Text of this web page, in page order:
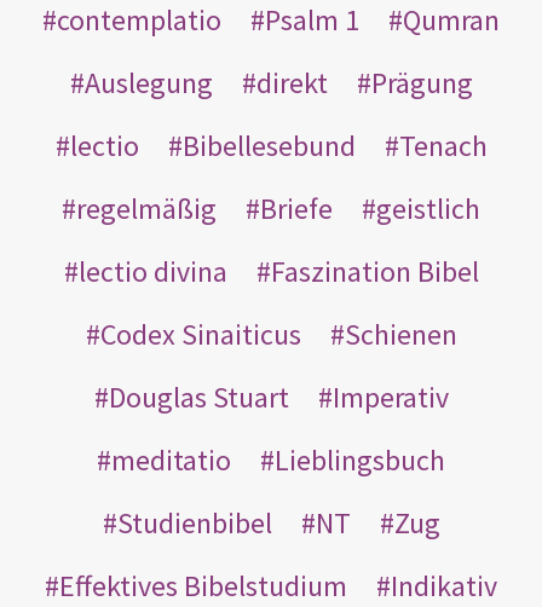
contemplatio
Psalm 1
Qumran
Auslegung
direkt
Prägung
lectio
Bibellesebund
Tenach
regelmäßig
Briefe
geistlich
lectio divina
Faszination Bibel
Codex Sinaiticus
Schienen
Douglas Stuart
Imperativ
meditatio
Lieblingsbuch
Studienbibel
NT
Zug
Effektives Bibelstudium
Indikativ